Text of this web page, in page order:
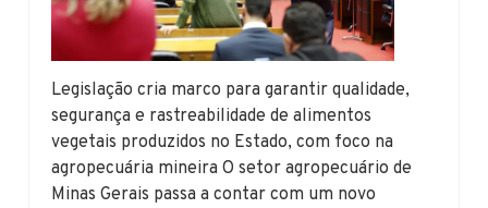
Legislação cria marco para garantir qualidade,
segurança e rastreabilidade de alimentos
vegetais produzidos no Estado, com foco na
agropecuária mineira O setor agropecuário de
Minas Gerais passa a contar com um novo